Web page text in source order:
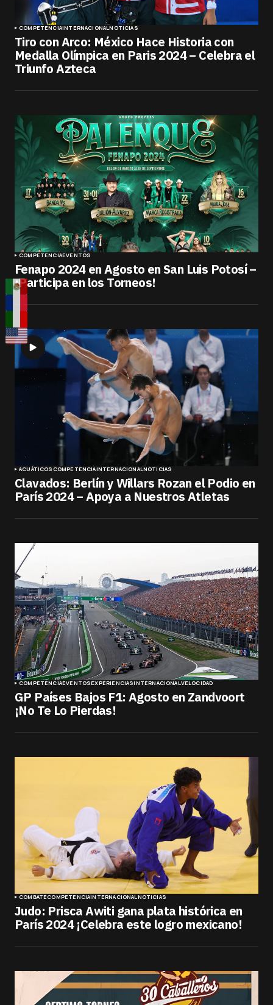
COMPETENCIAINTERNACIONALNOTICIAS
Tiro con Arco: México Hace Historia con
Medalla Olímpica en Paris 2024 – Celebra el
Triunfo Azteca
COMPETENCIAEVENTOS
Fenapo 2024 en Agosto en San Luis Potosí –
¡Participa en los Torneos!
ACUÁTICOSCOMPETENCIAINTERNACIONALNOTICIAS
Clavados: Berlín y Willars Rozan el Podio en
París 2024 – Apoya a Nuestros Atletas
COMPETENCIAEVENTOSEXPERIENCIASINTERNACIONALVELOCIDAD
GP Países Bajos F1: Agosto en Zandvoort
¡No Te Lo Pierdas!
COMBATECOMPETENCIAINTERNACIONALNOTICIAS
Judo: Prisca Awiti gana plata histórica en
París 2024 ¡Celebra este logro mexicano!